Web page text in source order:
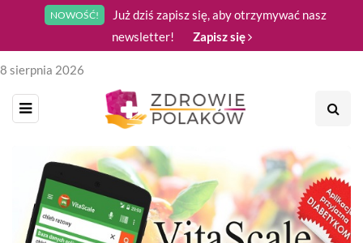
NOWOŚĆ!
Już dziś zapisz się, aby otrzymywać nasz
newsletter!
Zapisz się
8 sierpnia 2026